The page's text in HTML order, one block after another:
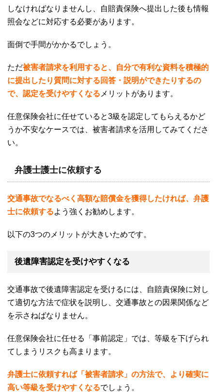
しなければなりませんし、自賠責保険へ提出した後も情報
照会などに対応する必要があります。
面倒で手間がかかるでしょう。
ただ被害者請求を利用すると、自分で有利な資料を積極的
に提出したり質問に対する回答・説明ができたりするの
で、認定を受けやすくなる メリットがあります。
任意保険会社に任せていると3級を認定してもらえるかど
うか不安なケースでは、被害者請求を活用してみてくださ
い。
弁護士護士に依頼する
交通事故でなるべく高額な賠償金を獲得したければ、弁護
士に依頼するよう強くお勧めします。
以下の3つのメリットが大きいためです。
後遺障害認定を受けやすくなる
交通事故で後遺障害認定を受けるには、自賠責保険に対し
て適切な方法で症状を説明し、交通事故との因果関係など
を示さねばなりません。
任意保険会社に任せる「事前認定」では、等級を下げられ
てしまうリスクも高まります。
弁護士に依頼すれば「被害者請求」の方法で、より確実に
高い等級を受けやすくなるでしょう。